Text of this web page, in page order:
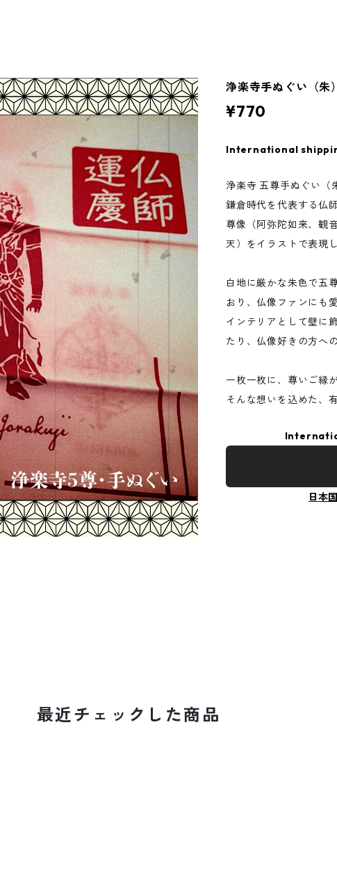
浄楽寺手ぬぐい（朱）
¥770
International
浄楽寺 五尊手ぬぐい（
鎌倉時代を代表する仏
尊像（阿弥陀如来、観
天）をイラストで表現
白地に厳かな朱色で五
おり、仏像ファンにも
インテリアとして壁に
たり、仏像好きの方へ
一枚一枚に、尊いご
そんな想いを込めた、
日本
最近チェックした商品